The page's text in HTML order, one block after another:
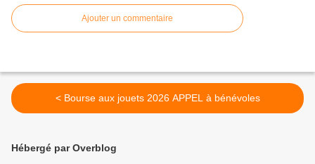
Ajouter un commentaire
< Bourse aux jouets 2026 APPEL à bénévoles
Hébergé par Overblog